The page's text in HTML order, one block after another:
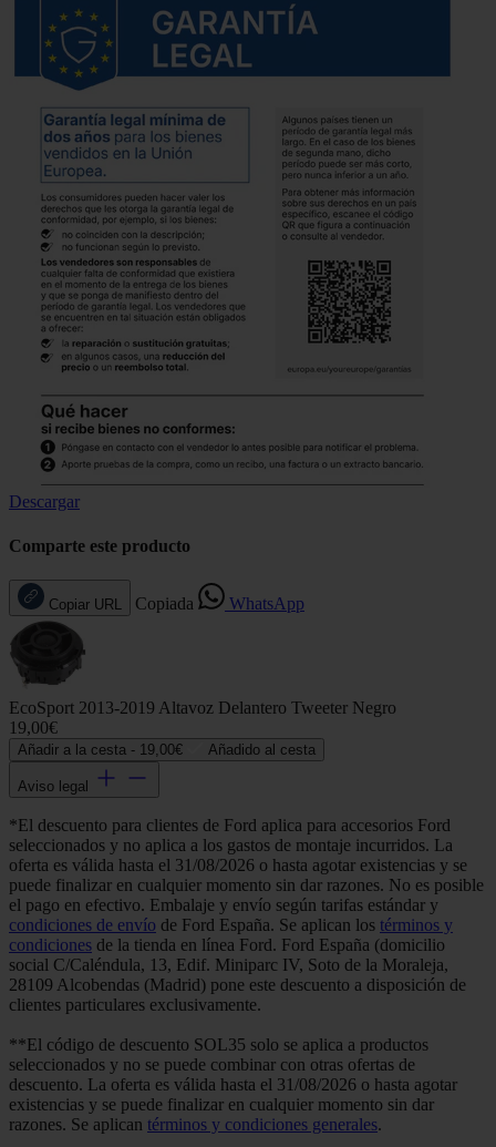
Descargar
Comparte este producto
Copiar URL Copiada WhatsApp
EcoSport 2013-2019 Altavoz Delantero Tweeter Negro
19,00€
Añadir a la cesta - 19,00€ Añadido al cesta
Aviso legal
*El descuento para clientes de Ford aplica para accesorios Ford
seleccionados y no aplica a los gastos de montaje incurridos. La
oferta es válida hasta el 31/08/2026 o hasta agotar existencias y se
puede finalizar en cualquier momento sin dar razones. No es posible
el pago en efectivo. Embalaje y envío según tarifas estándar y
condiciones de envío de Ford España. Se aplican los términos y
condiciones de la tienda en línea Ford. Ford España (domicilio
social C/Caléndula, 13, Edif. Miniparc IV, Soto de la Moraleja,
28109 Alcobendas (Madrid) pone este descuento a disposición de
clientes particulares exclusivamente.
**El código de descuento SOL35 solo se aplica a productos
seleccionados y no se puede combinar con otras ofertas de
descuento. La oferta es válida hasta el 31/08/2026 o hasta agotar
existencias y se puede finalizar en cualquier momento sin dar
razones. Se aplican términos y condiciones generales.